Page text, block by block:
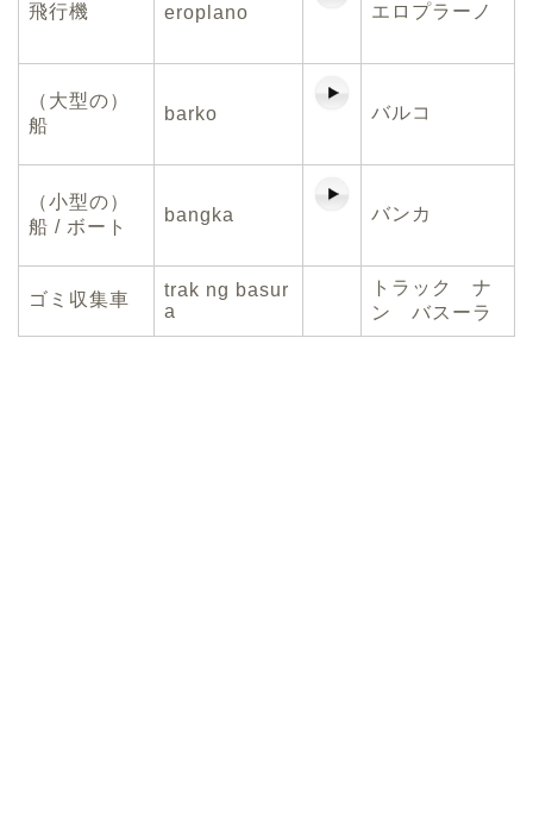
飛行機 eroplano エロプラーノ
（大型の）
船
barko バルコ
（小型の）
船 / ボート
bangka バンカ
ゴミ収集車
trak ng basur
a
トラック ナ
ン バスーラ